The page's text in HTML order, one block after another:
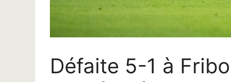
Défaite 5-1 à